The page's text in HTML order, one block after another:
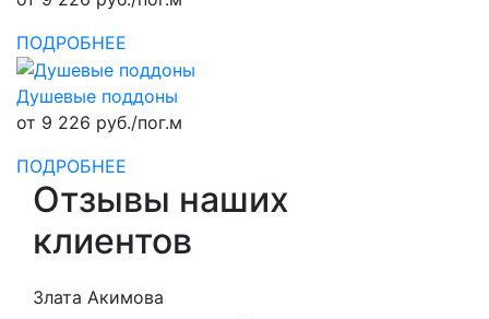
ПОДРОБНЕЕ
Душевые поддоны
от 9 226 руб./пог.м
ПОДРОБНЕЕ
Отзывы наших
клиентов
Злата Акимова